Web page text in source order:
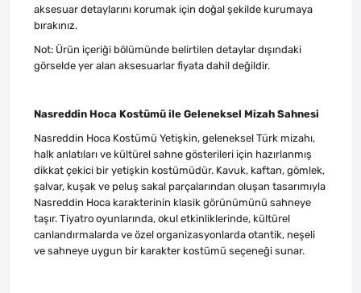
aksesuar detaylarını korumak için doğal şekilde kurumaya
bırakınız.
Not: Ürün içeriği bölümünde belirtilen detaylar dışındaki
görselde yer alan aksesuarlar fiyata dahil değildir.
Nasreddin Hoca Kostümü ile Geleneksel Mizah Sahnesi
Nasreddin Hoca Kostümü Yetişkin, geleneksel Türk mizahı,
halk anlatıları ve kültürel sahne gösterileri için hazırlanmış
dikkat çekici bir yetişkin kostümüdür. Kavuk, kaftan, gömlek,
şalvar, kuşak ve peluş sakal parçalarından oluşan tasarımıyla
Nasreddin Hoca karakterinin klasik görünümünü sahneye
taşır. Tiyatro oyunlarında, okul etkinliklerinde, kültürel
canlandırmalarda ve özel organizasyonlarda otantik, neşeli
ve sahneye uygun bir karakter kostümü seçeneği sunar.